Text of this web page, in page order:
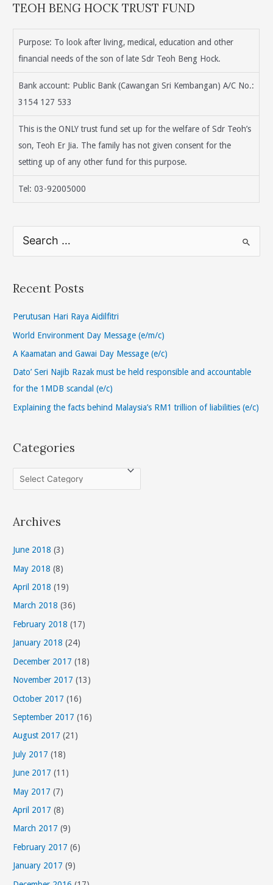
TEOH BENG HOCK TRUST FUND
Purpose: To look after living, medical, education and other
financial needs of the son of late Sdr Teoh Beng Hock.
Bank account: Public Bank (Cawangan Sri Kembangan) A/C No.:
3154 127 533
This is the ONLY trust fund set up for the welfare of Sdr Teoh’s
son, Teoh Er Jia. The family has not given consent for the
setting up of any other fund for this purpose.
Tel: 03-92005000
r
h
f
o
Recent Posts
Perutusan Hari Raya Aidilfitri
World Environment Day Message (e/m/c)
A Kaamatan and Gawai Day Message (e/c)
Dato’ Seri Najib Razak must be held responsible and accountable
for the 1MDB scandal (e/c)
Explaining the facts behind Malaysia’s RM1 trillion of liabilities (e/c)
Categories
a
e
o
r
i
e
s
Archives
June 2018 (3)
May 2018 (8)
April 2018 (19)
March 2018 (36)
February 2018 (17)
January 2018 (24)
December 2017 (18)
November 2017 (13)
October 2017 (16)
September 2017 (16)
August 2017 (21)
July 2017 (18)
June 2017 (11)
May 2017 (7)
April 2017 (8)
March 2017 (9)
February 2017 (6)
January 2017 (9)